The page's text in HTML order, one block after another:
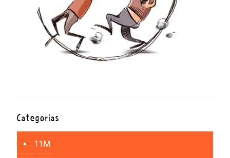
Categorías
11M